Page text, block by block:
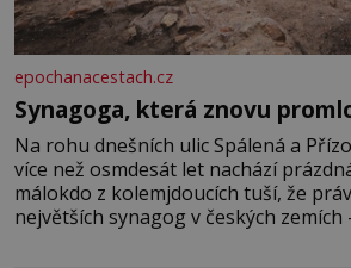
epochanacestach.cz
Synagoga, která znovu
Na rohu dnešních ulic Spálená a
více než osmdesát let nachází
málokdo z kolemjdoucích tuší, že
největších synagog v českých